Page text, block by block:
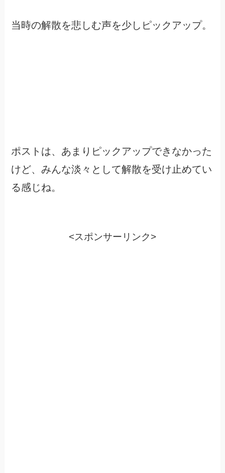
当時の解散を悲しむ声を少しピックアップ。
ポストは、あまりピックアップできなかった
けど、みんな淡々として解散を受け止めてい
る感じね。
<スポンサーリンク>